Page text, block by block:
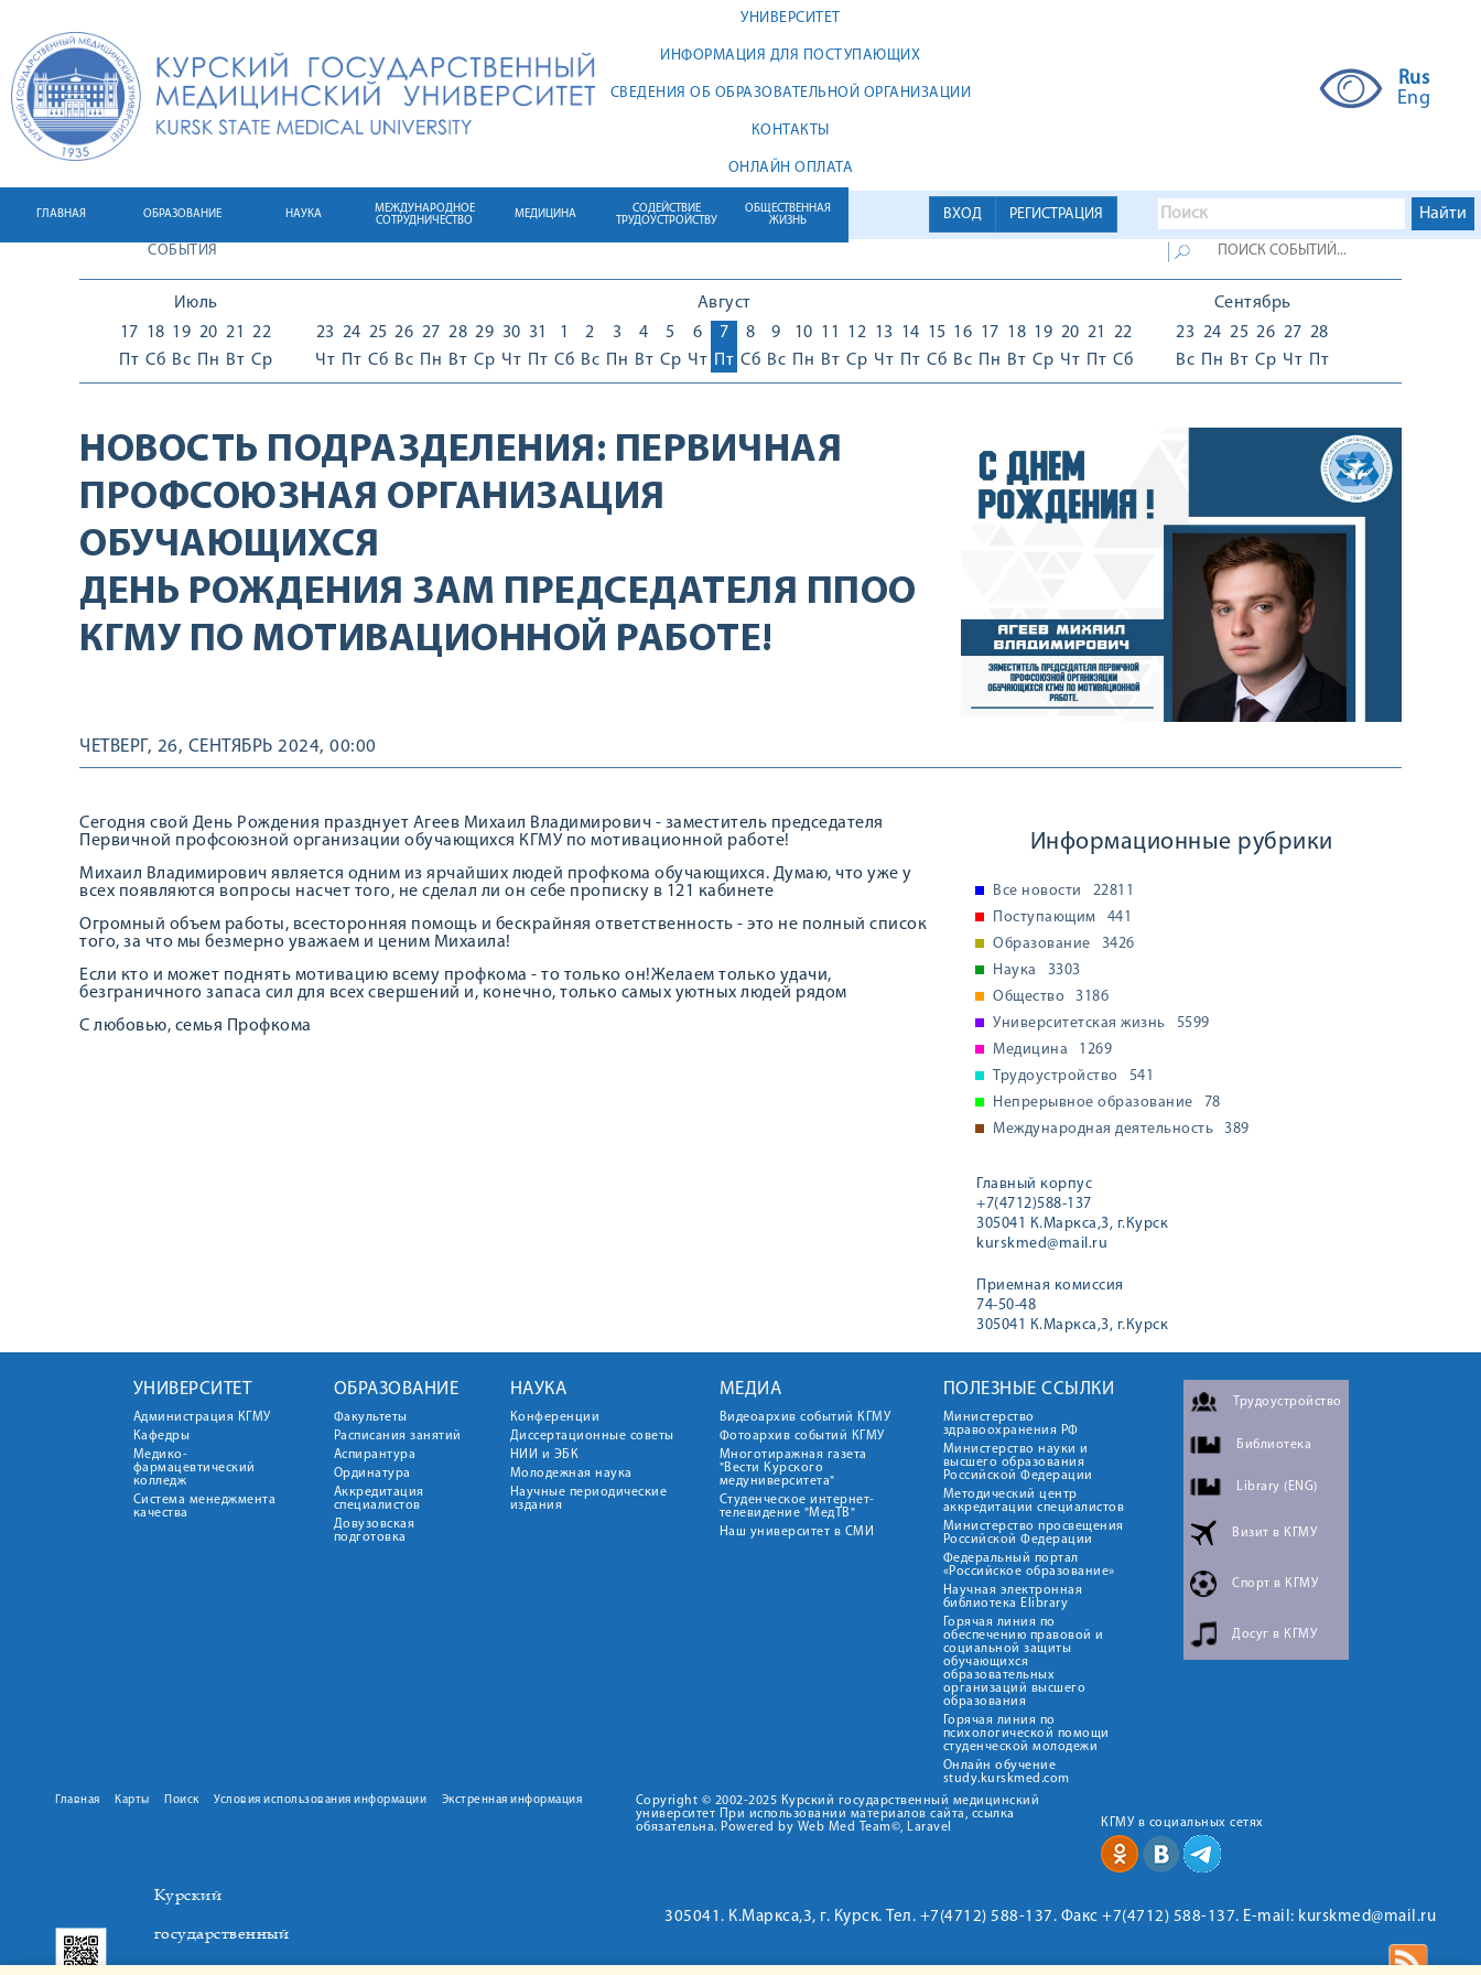
УНИВЕРСИТЕТ
ИНФОРМАЦИЯ ДЛЯ ПОСТУПАЮЩИХ
СВЕДЕНИЯ ОБ ОБРАЗОВАТЕЛЬНОЙ ОРГАНИЗАЦИИ
КОНТАКТЫ
ОНЛАЙН ОПЛАТА
Rus
Eng
ВХОД РЕГИСТРАЦИЯ
ГЛАВНАЯ ОБРАЗОВАНИЕ НАУКА
МЕЖДУНАРОДНОЕ
СОТРУДНИЧЕСТВО
МЕДИЦИНА
СОДЕЙСТВИЕ
ТРУДОУСТРОЙСТВУ
ОБЩЕСТВЕННАЯ
ЖИЗНЬ
СОБЫТИЯ
Июль
17
Пт
18
Сб
19
Вс
20
Пн
21
Вт
22
Ср
Август
23
Чт
24
Пт
25
Сб
26
Вс
27
Пн
28
Вт
29
Ср
30
Чт
31
Пт
1
Сб
2
Вс
3
Пн
4
Вт
5
Ср
6
Чт
7
Пт
8
Сб
9
Вс
10
Пн
11
Вт
12
Ср
13
Чт
14
Пт
15
Сб
16
Вс
17
Пн
18
Вт
19
Ср
20
Чт
21
Пт
22
Сб
Сентябрь
23
Вс
24
Пн
25
Вт
26
Ср
27
Чт
28
Пт
НОВОСТЬ ПОДРАЗДЕЛЕНИЯ: ПЕРВИЧНАЯ
ПРОФСОЮЗНАЯ ОРГАНИЗАЦИЯ
ОБУЧАЮЩИХСЯ
ДЕНЬ РОЖДЕНИЯ ЗАМ ПРЕДСЕДАТЕЛЯ ППОО
КГМУ ПО МОТИВАЦИОННОЙ РАБОТЕ!
ЧЕТВЕРГ, 26, СЕНТЯБРЬ 2024, 00:00
Сегодня свой День Рождения празднует Агеев Михаил Владимирович - заместитель председателя
Первичной профсоюзной организации обучающихся КГМУ по мотивационной работе!
Михаил Владимирович является одним из ярчайших людей профкома обучающихся. Думаю, что уже у
всех появляются вопросы насчет того, не сделал ли он себе прописку в 121 кабинете
Огромный объем работы, всесторонняя помощь и бескрайняя ответственность - это не полный список
того, за что мы безмерно уважаем и ценим Михаила!
Если кто и может поднять мотивацию всему профкома - то только он!Желаем только удачи,
безграничного запаса сил для всех свершений и, конечно, только самых уютных людей рядом
С любовью, семья Профкома
Информационные рубрики
Все новости
22811
Поступающим
441
Образование
3426
Наука
3303
Общество
3186
Университетская жизнь
5599
Медицина
1269
Трудоустройство
541
Непрерывное образование
78
Международная деятельность
389
Главный корпус
+7(4712)588-137
305041 К.Маркса,3, г.Курск
kurskmed@mail.ru
Приемная комиссия
74-50-48
305041 К.Маркса,3, г.Курск
УНИВЕРСИТЕТ
Администрация КГМУ
Кафедры
Медико-
фармацевтический
колледж
Система менеджмента
качества
ОБРАЗОВАНИЕ
Факультеты
Расписания занятий
Аспирантура
Ординатура
Аккредитация
специалистов
Довузовская
подготовка
НАУКА
Конференции
Диссертационные советы
НИИ и ЭБК
Молодежная наука
Научные периодические
издания
МЕДИА
Видеоархив событий КГМУ
Фотоархив событий КГМУ
Многотиражная газета
"Вести Курского
медуниверситета"
Студенческое интернет-
телевидение "МедТВ"
Наш университет в СМИ
ПОЛЕЗНЫЕ ССЫЛКИ
Министерство
здравоохранения РФ
Министерство науки и
высшего образования
Российской Федерации
Методический центр
аккредитации специалистов
Министерство просвещения
Российской Федерации
Федеральный портал
«Российское образование»
Научная электронная
библиотека Elibrary
Горячая линия по
обеспечению правовой и
социальной защиты
обучающихся
образовательных
организаций высшего
образования
Горячая линия по
психологической помощи
студенческой молодежи
Онлайн обучение
study.kurskmed.com
Трудоустройство
Библиотека
Library (ENG)
Визит в КГМУ
Спорт в КГМУ
Досуг в КГМУ
Главная Карты Поиск Условия использования информации Экстренная информация
Copyright © 2002-2025 Курский государственный медицинский
университет При использовании материалов сайта, ссылка
обязательна. Powered by Web Med Team©, Laravel
КГМУ в социальных сетях
Курский
государственный
305041. К.Маркса,3, г. Курск. Тел. +7(4712) 588-137. Факс +7(4712) 588-137. E-mail: kurskmed@mail.ru